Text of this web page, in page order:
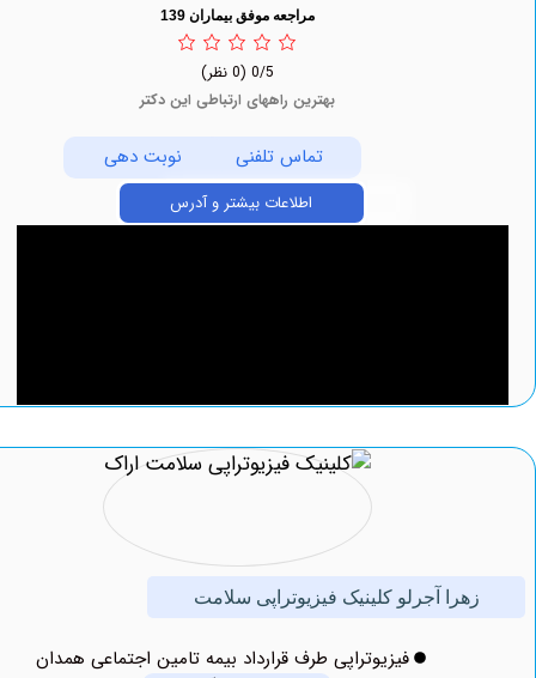
مراجعه موفق بیماران 139
بهترین راههای ارتباطی این دکتر
تماس تلفنی نوبت دهی
اطلاعات بیشتر و آدرس
آجرلو کلینیک فیزیوتراپی سلامت
فیزیوتراپی طرف قرارداد بیمه تامین اجتماعی همدان